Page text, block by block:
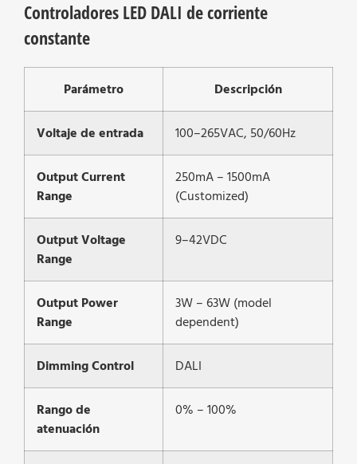
Controladores LED DALI de corriente
constante
Parámetro Descripción
Voltaje de entrada 100–265VAC, 50/60Hz
Output Current
Range
250mA – 1500mA
(Customized)
Output Voltage
Range
9–42VDC
Output Power
Range
3W – 63W (model
dependent)
Dimming Control DALI
Rango de
atenuación
0% – 100%